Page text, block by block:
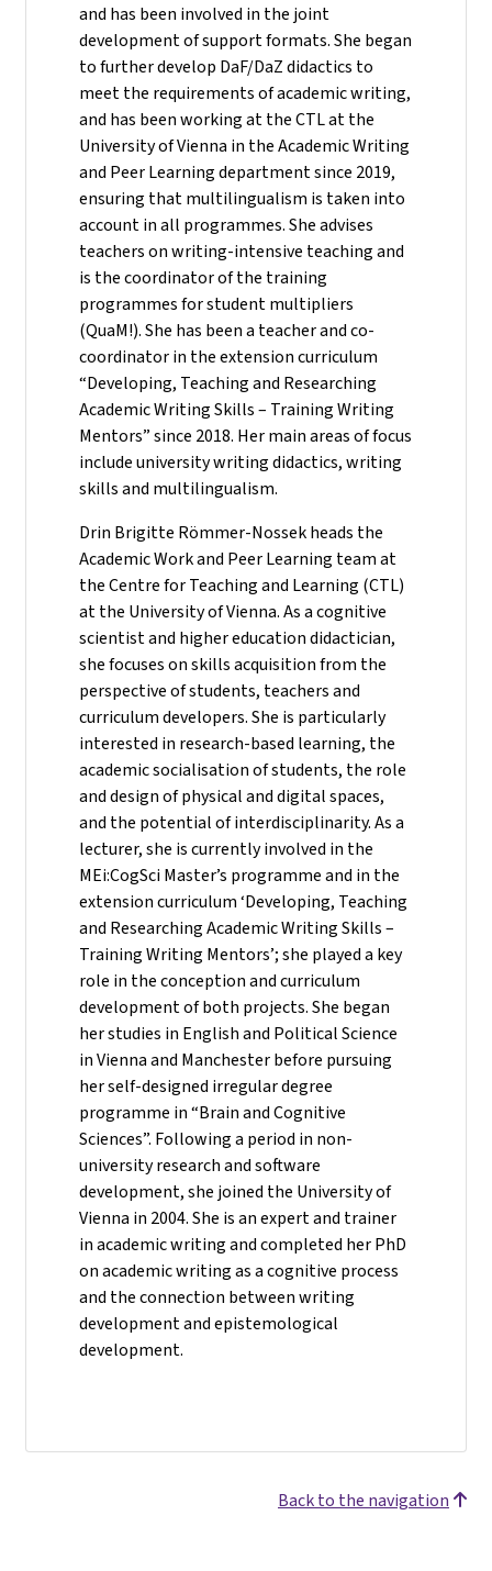
and has been involved in the joint
development of support formats. She began
to further develop DaF/DaZ didactics to
meet the requirements of academic writing,
and has been working at the CTL at the
University of Vienna in the Academic Writing
and Peer Learning department since 2019,
ensuring that multilingualism is taken into
account in all programmes. She advises
teachers on writing-intensive teaching and
is the coordinator of the training
programmes for student multipliers
(QuaM!). She has been a teacher and co-
coordinator in the extension curriculum
“Developing, Teaching and Researching
Academic Writing Skills – Training Writing
Mentors” since 2018. Her main areas of focus
include university writing didactics, writing
skills and multilingualism.
Drin Brigitte Römmer-Nossek heads the
Academic Work and Peer Learning team at
the Centre for Teaching and Learning (CTL)
at the University of Vienna. As a cognitive
scientist and higher education didactician,
she focuses on skills acquisition from the
perspective of students, teachers and
curriculum developers. She is particularly
interested in research-based learning, the
academic socialisation of students, the role
and design of physical and digital spaces,
and the potential of interdisciplinarity. As a
lecturer, she is currently involved in the
MEi:CogSci Master’s programme and in the
extension curriculum ‘Developing, Teaching
and Researching Academic Writing Skills –
Training Writing Mentors’; she played a key
role in the conception and curriculum
development of both projects. She began
her studies in English and Political Science
in Vienna and Manchester before pursuing
her self-designed irregular degree
programme in “Brain and Cognitive
Sciences”. Following a period in non-
university research and software
development, she joined the University of
Vienna in 2004. She is an expert and trainer
in academic writing and completed her PhD
on academic writing as a cognitive process
and the connection between writing
development and epistemological
development.
Back to the navigation